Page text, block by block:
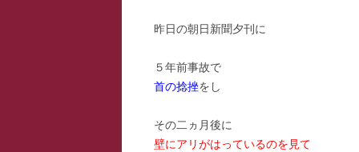
昨日の朝日新聞夕刊に
５年前事故で
首の捻挫をし
その二ヵ月後に
壁にアリがはっているのを見て